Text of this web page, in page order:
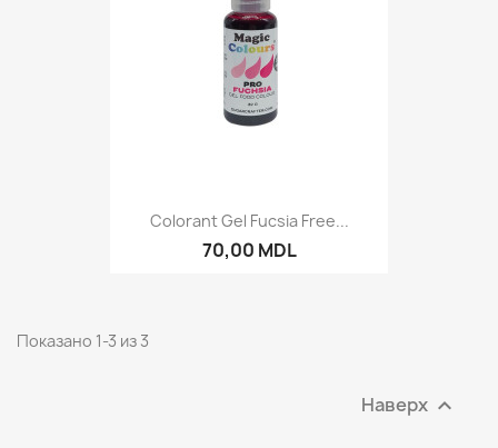
Colorant Gel Fucsia Free...
70,00 MDL
Показано 1-3 из 3
Наверх 